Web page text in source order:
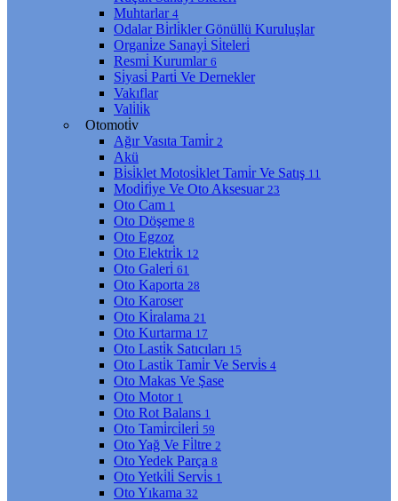
Muhtarlar 4
Odalar Bi̇rli̇kler Gönüllü Kuruluşlar
Organi̇ze Sanayi̇ Si̇teleri̇
Resmi̇ Kurumlar 6
Si̇yasi̇ Parti̇ Ve Dernekler
Vakıflar
Vali̇li̇k
Otomoti̇v
Ağır Vasıta Tami̇r 2
Akü
Bi̇si̇klet Motosi̇klet Tami̇r Ve Satış 11
Modi̇fi̇ye Ve Oto Aksesuar 23
Oto Cam 1
Oto Döşeme 8
Oto Egzoz
Oto Elektri̇k 12
Oto Galeri̇ 61
Oto Kaporta 28
Oto Karoser
Oto Ki̇ralama 21
Oto Kurtarma 17
Oto Lasti̇k Satıcıları 15
Oto Lasti̇k Tami̇r Ve Servi̇s 4
Oto Makas Ve Şase
Oto Motor 1
Oto Rot Balans 1
Oto Tami̇rci̇leri̇ 59
Oto Yağ Ve Fi̇ltre 2
Oto Yedek Parça 8
Oto Yetki̇li̇ Servi̇s 1
Oto Yıkama 32